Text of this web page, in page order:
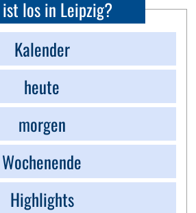
ist los in Leipzig?
Kalender
heute
morgen
Wochenende
Highlights